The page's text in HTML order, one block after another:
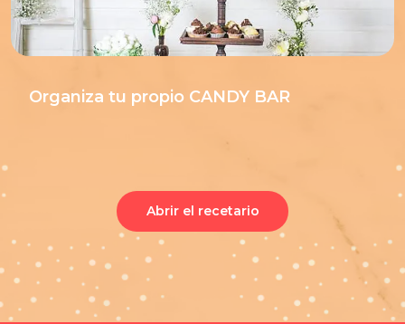
Organiza tu propio CANDY BAR
Abrir el recetario